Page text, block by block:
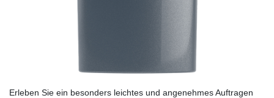
Erleben Sie ein besonders leichtes und angenehmes Auftragen